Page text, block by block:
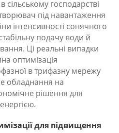
сільському господарстві
під навантаження
інтенсивності сонячного
подачу води й
Ці реальні випадки
оптимізація
в трифазну мережу
обладнання на
рішення для
для підвищення